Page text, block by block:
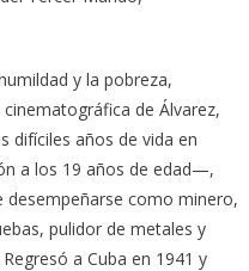
y la pobreza,
de Álvarez,
difíciles años de vida en
a los 19 años de edad—,
desempeñarse como minero,
pulidor de metales y
a Cuba en 1941 y